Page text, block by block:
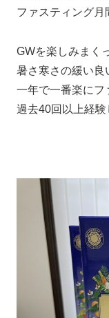
ファスティング月
GWを楽しみまく
暑さ寒さの緩い良
一年で一番楽にフ
過去40回以上経